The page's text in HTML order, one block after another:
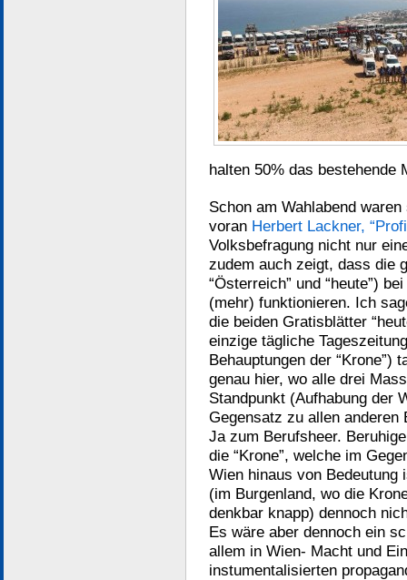
halten 50% das bestehende
Schon am Wahlabend
voran Herbert Lackner,
Volksbefragung nicht nur
zudem auch zeigt, dass die
“Österreich” und “heute”)
(mehr) funktionieren. Ich
die beiden Gratisblätter
einzige tägliche
Behauptungen der “Krone”)
genau hier, wo alle drei
Standpunkt (Aufhabung der
Gegensatz zu allen
Ja zum Berufsheer.
die “Krone”, welche im
Wien hinaus von
(im Burgenland, wo die
denkbar knapp) dennoch
Es wäre aber dennoch ein
allem in Wien- Macht und
instumentalisierten